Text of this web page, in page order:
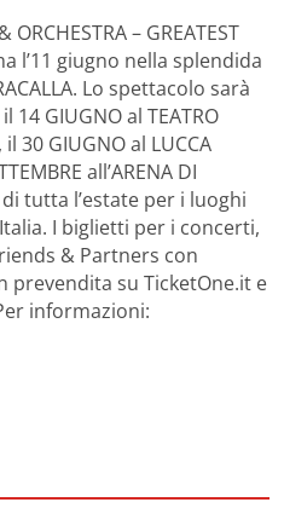
– GREATEST
l’11 giugno nella splendida
Lo spettacolo sarà
GIUGNO al TEATRO
30 GIUGNO al LUCCA
all’ARENA DI
tutta l’estate per i luoghi
I biglietti per i concerti,
& Partners con
prevendita su TicketOne.it e
informazioni: